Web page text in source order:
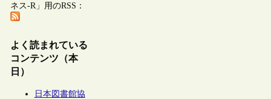
ネス-R」用のRSS：
よく読まれている
コンテンツ（本
日）
日本図書館協